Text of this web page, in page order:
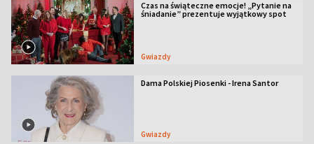
Czas na świąteczne emocje! „Pytanie na
śniadanie” prezentuje wyjątkowy spot
Gwiazdy
Dama Polskiej Piosenki - Irena Santor
Gwiazdy